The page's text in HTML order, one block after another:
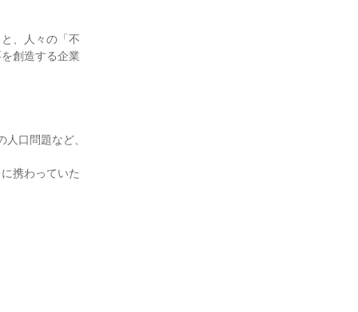
、人々の「不
創造する企業
口問題など、
携わっていた